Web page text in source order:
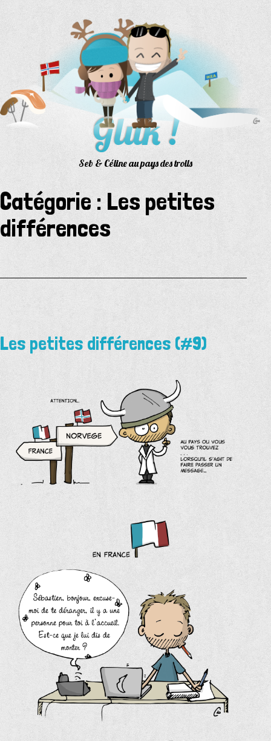
Gluk !
Seb & Céline au pays des trolls
Catégorie : Les petites
différences
Les petites différences (#9)